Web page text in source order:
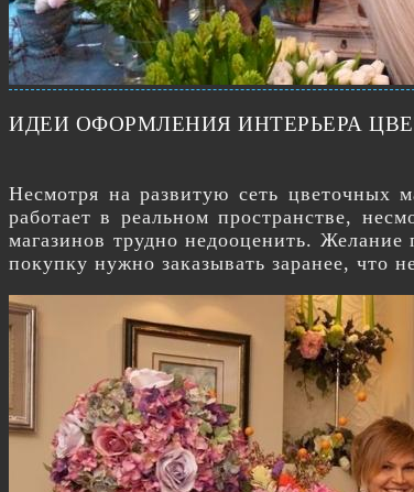
ИДЕИ ОФОРМЛЕНИЯ ИНТЕРЬЕРА
Несмотря на развитую сеть цветочных
работает в реальном пространстве,
магазинов трудно недооценить.
покупку нужно заказывать заранее, что